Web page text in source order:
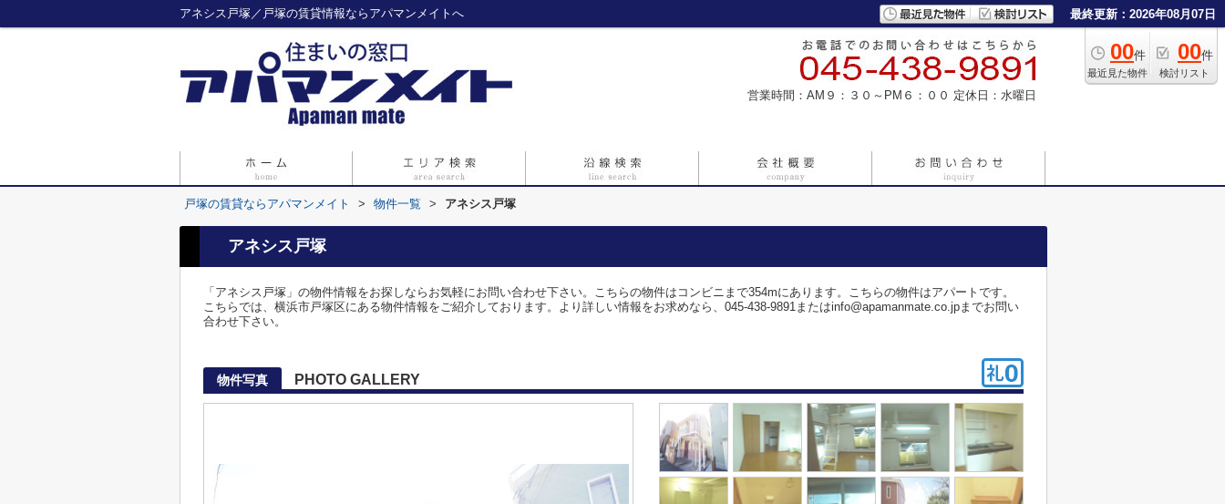
アネシス戸塚／戸塚の賃貸情報ならアパマンメイトへ 最終更新：2026年08月07日
00件
最近見た物件
00件
検討リスト
営業時間：AM９：３０～PM６：００ 定休日：水曜日
戸塚の賃貸ならアパマンメイト > 物件一覧 > アネシス戸塚
アネシス戸塚
「アネシス戸塚」の物件情報をお探しならお気軽にお問い合わせ下さい。こちらの物件はコンビニまで354mにあります。こちらの物件はアパートです。
こちらでは、横浜市戸塚区にある物件情報をご紹介しております。より詳しい情報をお求めなら、045-438-9891またはinfo@apamanmate.co.jpまでお問い
合わせ下さい。
物件写真 PHOTO GALLERY